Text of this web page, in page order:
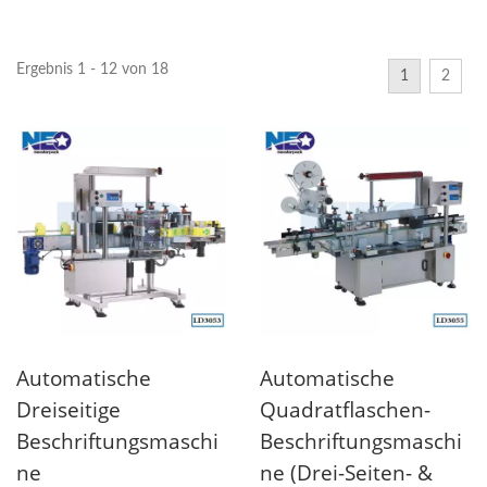
Ergebnis 1 - 12 von 18 1 2
Automatische
Dreiseitige
Beschriftungsmaschi
Ne
Automatische
Quadratflaschen-
Beschriftungsmaschi
Ne (Drei-Seiten- &